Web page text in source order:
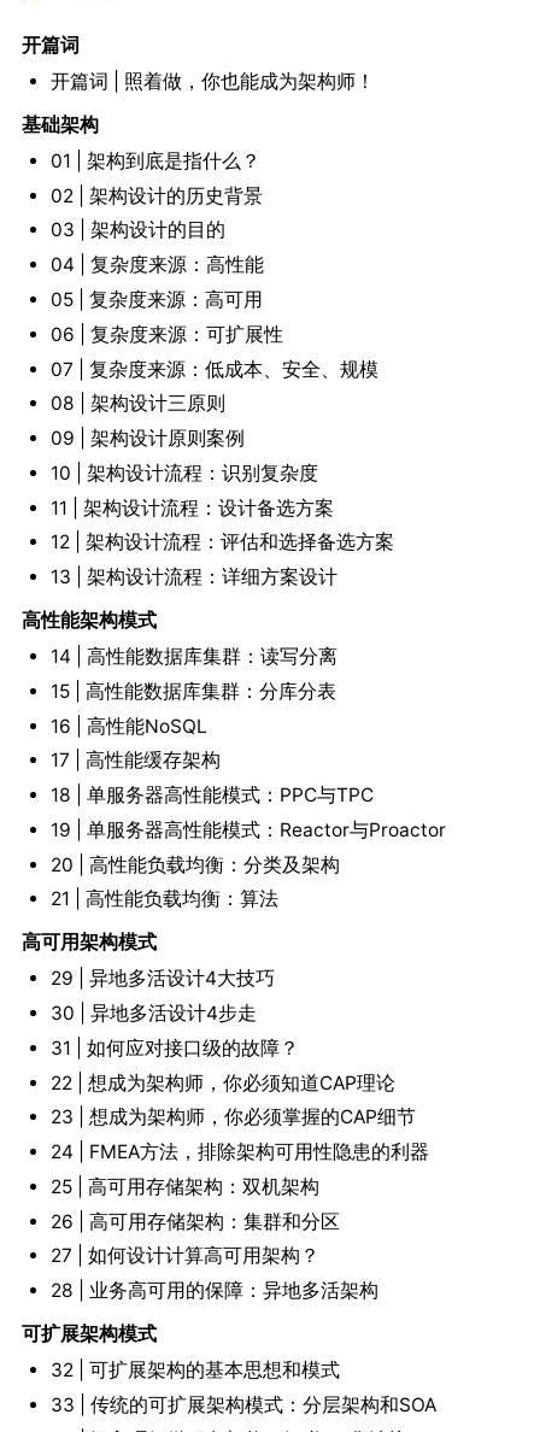
开篇词
开篇词 | 照着做，你也能成为架构师！
基础架构
01 | 架构到底是指什么？
02 | 架构设计的历史背景
03 | 架构设计的目的
04 | 复杂度来源：高性能
05 | 复杂度来源：高可用
06 | 复杂度来源：可扩展性
07 | 复杂度来源：低成本、安全、规模
08 | 架构设计三原则
09 | 架构设计原则案例
10 | 架构设计流程：识别复杂度
11 | 架构设计流程：设计备选方案
12 | 架构设计流程：评估和选择备选方案
13 | 架构设计流程：详细方案设计
高性能架构模式
14 | 高性能数据库集群：读写分离
15 | 高性能数据库集群：分库分表
16 | 高性能NoSQL
17 | 高性能缓存架构
18 | 单服务器高性能模式：PPC与TPC
19 | 单服务器高性能模式：Reactor与Proactor
20 | 高性能负载均衡：分类及架构
21 | 高性能负载均衡：算法
高可用架构模式
29 | 异地多活设计4大技巧
30 | 异地多活设计4步走
31 | 如何应对接口级的故障？
22 | 想成为架构师，你必须知道CAP理论
23 | 想成为架构师，你必须掌握的CAP细节
24 | FMEA方法，排除架构可用性隐患的利器
25 | 高可用存储架构：双机架构
26 | 高可用存储架构：集群和分区
27 | 如何设计计算高可用架构？
28 | 业务高可用的保障：异地多活架构
可扩展架构模式
32 | 可扩展架构的基本思想和模式
33 | 传统的可扩展架构模式：分层架构和SOA